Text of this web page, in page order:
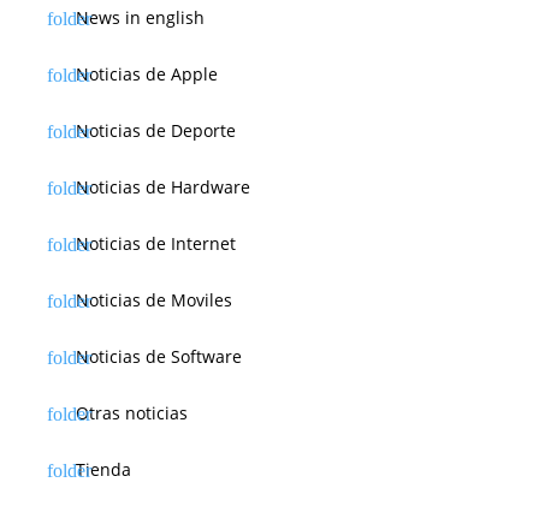
News in english
Noticias de Apple
Noticias de Deporte
Noticias de Hardware
Noticias de Internet
Noticias de Moviles
Noticias de Software
Otras noticias
Tienda